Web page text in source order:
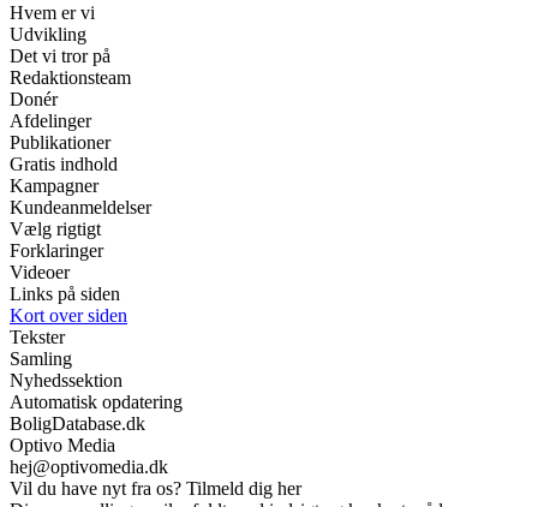
Hvem er vi
Udvikling
Det vi tror på
Redaktionsteam
Donér
Afdelinger
Publikationer
Gratis indhold
Kampagner
Kundeanmeldelser
Vælg rigtigt
Forklaringer
Videoer
Links på siden
Kort over siden
Tekster
Samling
Nyhedssektion
Automatisk opdatering
BoligDatabase.dk
Optivo Media
hej@optivomedia.dk
Vil du have nyt fra os? Tilmeld dig her